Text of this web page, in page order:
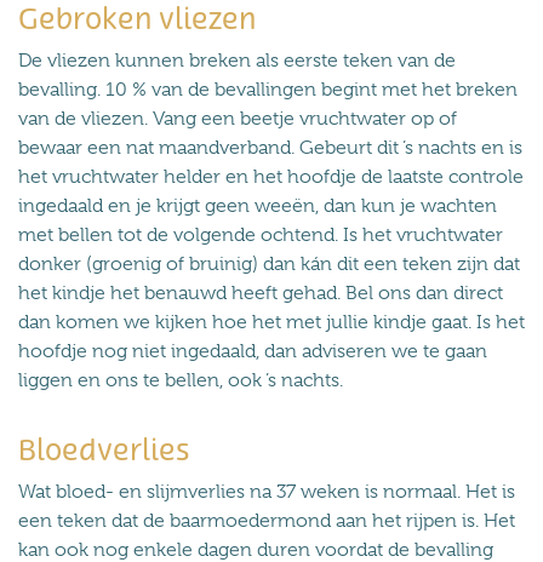
Gebroken vliezen
De vliezen kunnen breken als eerste teken van de
bevalling. 10 % van de bevallingen begint met het breken
van de vliezen. Vang een beetje vruchtwater op of
bewaar een nat maandverband. Gebeurt dit ’s nachts en is
het vruchtwater helder en het hoofdje de laatste controle
ingedaald en je krijgt geen weeën, dan kun je wachten
met bellen tot de volgende ochtend. Is het vruchtwater
donker (groenig of bruinig) dan kán dit een teken zijn dat
het kindje het benauwd heeft gehad. Bel ons dan direct
dan komen we kijken hoe het met jullie kindje gaat. Is het
hoofdje nog niet ingedaald, dan adviseren we te gaan
liggen en ons te bellen, ook ’s nachts.
Bloedverlies
Wat bloed- en slijmverlies na 37 weken is normaal. Het is
een teken dat de baarmoedermond aan het rijpen is. Het
kan ook nog enkele dagen duren voordat de bevalling